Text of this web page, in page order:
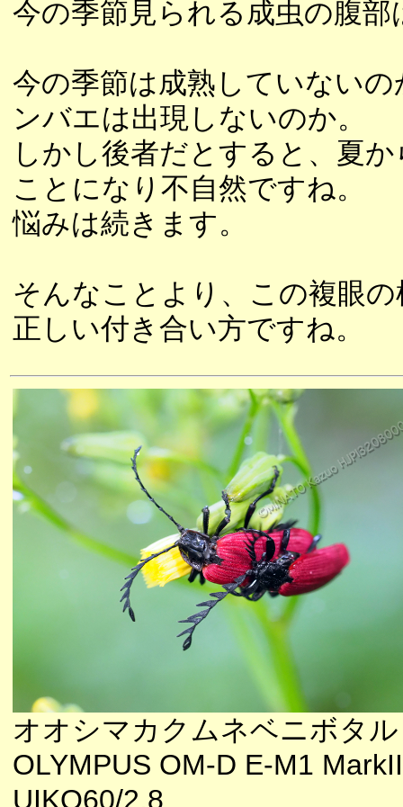
今の季節見られる成虫の腹
今の季節は成熟していない
ンバエは出現しないのか。
しかし後者だとすると、夏
ことになり不自然ですね。
悩みは続きます。
そんなことより、この複眼
正しい付き合い方ですね。
オオシマカクムネベニボタル
OLYMPUS OM-D E-M1
UIKO60/2.8